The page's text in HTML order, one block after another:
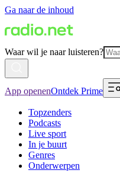
Ga naar de inhoud
Waar wil je naar luisteren?
App openenOntdek Prime
Topzenders
Podcasts
Live sport
In je buurt
Genres
Onderwerpen